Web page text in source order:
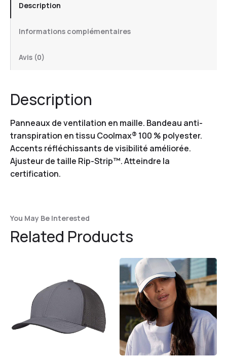
Description
Informations complémentaires
Avis (0)
Description
Panneaux de ventilation en maille. Bandeau anti-
transpiration en tissu Coolmax® 100 % polyester.
Accents réfléchissants de visibilité améliorée.
Ajusteur de taille Rip-Strip™. Atteindre la
certification.
You May Be Interested
Related Products